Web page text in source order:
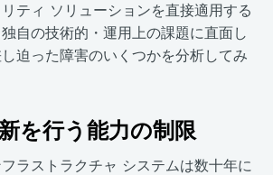
ティ ソリューションを直接適用する
自の技術的・運用上の課題に直面し
迫った障害のいくつかを分析してみ
を行う能力の制限
ラストラクチャ システムは数十年に